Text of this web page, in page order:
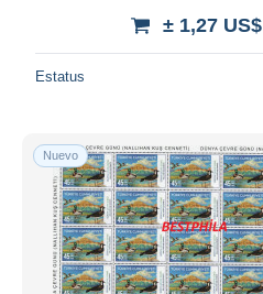
± 1,27 US$
Estatus
Nuevo